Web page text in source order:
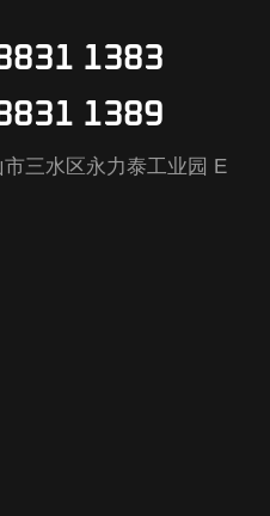
1383
1389
三水区永力泰工业园 E